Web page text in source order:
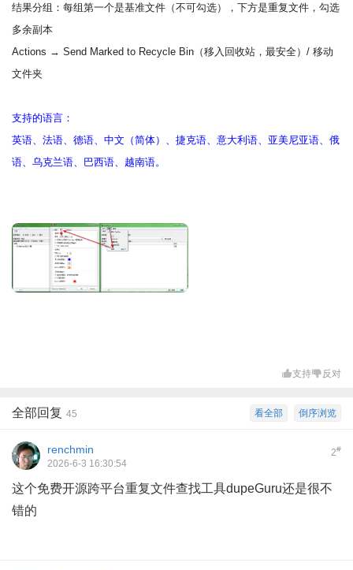
结果分组：每组第一个是基准文件（不可勾选），下方是重复文件，勾选
多余副本
Actions → Send Marked to Recycle Bin（移入回收站，最安全）/ 移动
文件夹
支持的语言：
英语、法语、德语、中文（简体）、捷克语、意大利语、亚美尼亚语、俄
语、乌克兰语、巴西语、越南语。
支持 反对
倒序浏览
看全部
全部回复 45
2#
renchmin
2026-6-3 16:30:54
这个免费开源跨平台重复文件查找工具dupeGuru还是很不
错的